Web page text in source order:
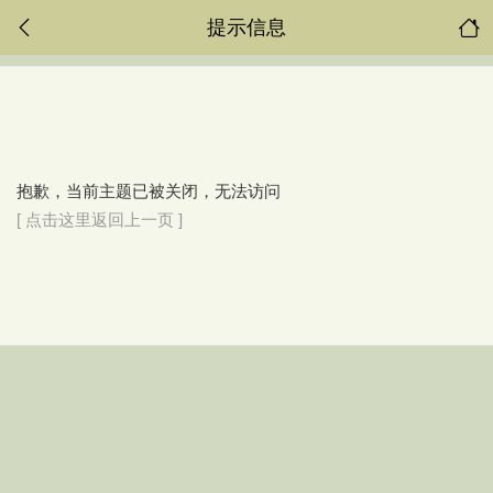
提示信息
抱歉，当前主题已被关闭，无法访问
[ 点击这里返回上一页 ]